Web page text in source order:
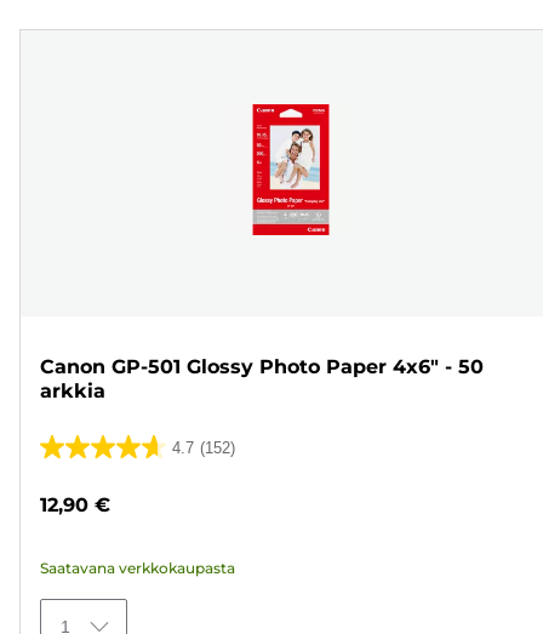
Canon GP-501 Glossy Photo Paper 4x6" - 50
arkkia
4.7 (152)
4.7/5
152
12,90 €
Saatavana verkkokaupasta
1